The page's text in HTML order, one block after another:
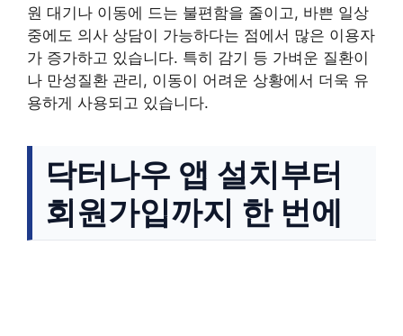
원 대기나 이동에 드는 불편함을 줄이고, 바쁜 일상
중에도 의사 상담이 가능하다는 점에서 많은 이용자
가 증가하고 있습니다. 특히 감기 등 가벼운 질환이
나 만성질환 관리, 이동이 어려운 상황에서 더욱 유
용하게 사용되고 있습니다.
닥터나우 앱 설치부터
회원가입까지 한 번에